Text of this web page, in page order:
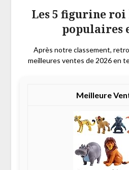
Les 5 figurine
populaires
Après notre classement,
meilleures ventes de 2026 en